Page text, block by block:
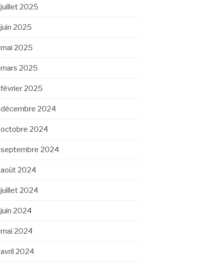
juillet 2025
juin 2025
mai 2025
mars 2025
février 2025
décembre 2024
octobre 2024
septembre 2024
août 2024
juillet 2024
juin 2024
mai 2024
avril 2024